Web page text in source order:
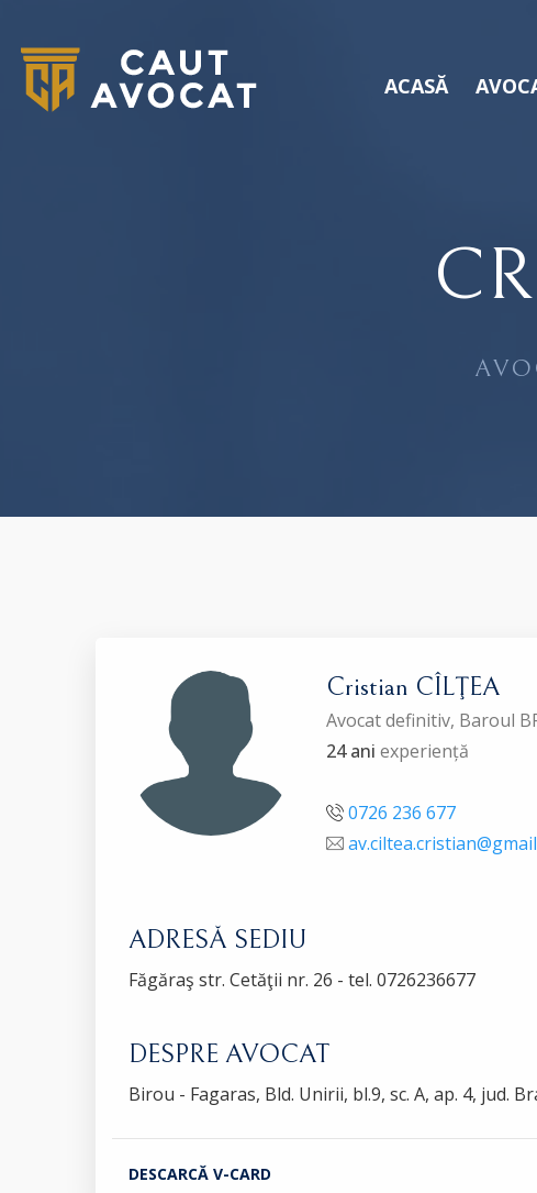
ACASĂ
Cristian CÎLŢEA
Avocat definitiv, Baroul
24 ani experiență
0726 236 677
ADRESĂ SEDIU
Făgăraş str. Cetăţii nr. 26 - tel. 0726236677
DESPRE AVOCAT
Birou - Fagaras, Bld. Unirii, bl.9, sc. A, ap. 4, jud.
DESCARCĂ V-CARD